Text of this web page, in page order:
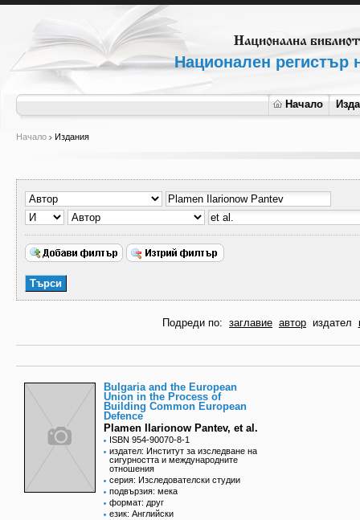
Национален регистър
Начало
Начало Издания
Подреди по: заглавие автор издател
Bulgaria and the European
Union in the Process of
Building Common European
Defence
Plamen Ilarionow Pantev, et al.
ISBN 954-90070-8-1
издател: Институт за изследване на
сигурността и международните
отношения
серия: Изследователски студии
подвързия: мека
формат: друг
език: Английски